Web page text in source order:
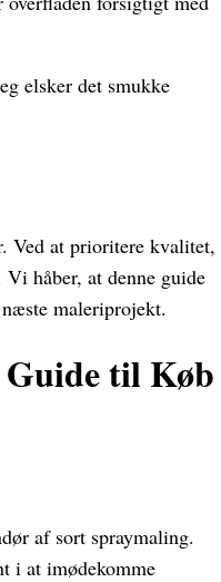
elsker det smukke
Ved at prioritere kvalitet,
håber, at denne guide
maleriprojekt.
til Køb
af sort spraymaling.
i at imødekomme